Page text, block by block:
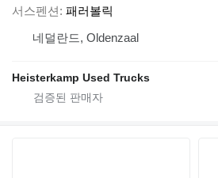
서스펜션 패러볼릭
네덜란드, Oldenzaal
Heisterkamp Used Trucks